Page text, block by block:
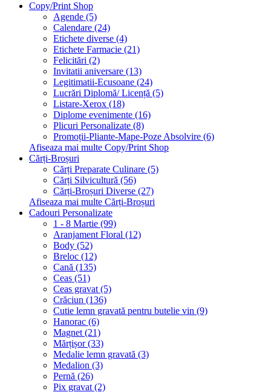
Copy/Print Shop
Agende (5)
Calendare (24)
Etichete diverse (4)
Etichete Farmacie (21)
Felicitări (2)
Invitatii aniversare (13)
Legitimatii-Ecusoane (24)
Lucrări Diplomă/ Licență (5)
Listare-Xerox (18)
Diplome evenimente (16)
Plicuri Personalizate (8)
Promoții-Pliante-Mape-Poze Absolvire (6)
Afiseaza mai multe Copy/Print Shop
Cărți-Broșuri
Cărți Preparate Culinare (5)
Cărți Silvicultură (56)
Cărți-Broșuri Diverse (27)
Afiseaza mai multe Cărți-Broșuri
Cadouri Personalizate
1 - 8 Martie (99)
Aranjament Floral (12)
Body (52)
Breloc (12)
Cană (135)
Ceas (51)
Ceas gravat (5)
Crăciun (136)
Cutie lemn gravată pentru butelie vin (9)
Hanorac (6)
Magnet (21)
Mărțișor (33)
Medalie lemn gravată (3)
Medalion (3)
Pernă (26)
Pix gravat (2)